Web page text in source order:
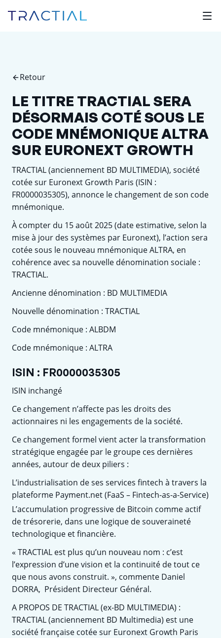
Retour
LE TITRE TRACTIAL SERA
DÉSORMAIS COTÉ SOUS LE
CODE MNÉMONIQUE ALTRA
SUR EURONEXT GROWTH
TRACTIAL (anciennement BD MULTIMEDIA), société
cotée sur Euronext Growth Paris (ISIN :
FR0000035305), annonce le changement de son code
mnémonique.
À compter du 15 août 2025 (date estimative, selon la
mise à jour des systèmes par Euronext), l’action sera
cotée sous le nouveau mnémonique ALTRA, en
cohérence avec sa nouvelle dénomination sociale :
TRACTIAL.
Ancienne dénomination : BD MULTIMEDIA
Nouvelle dénomination : TRACTIAL
Code mnémonique : ALBDM
Code mnémonique : ALTRA
ISIN : FR0000035305
ISIN inchangé
Ce changement n’affecte pas les droits des
actionnaires ni les engagements de la société.
Ce changement formel vient acter la transformation
stratégique engagée par le groupe ces dernières
années, autour de deux piliers :
L’industrialisation de ses services fintech à travers la
plateforme Payment.net (FaaS – Fintech-as-a-Service)
L’accumulation progressive de Bitcoin comme actif
de trésorerie, dans une logique de souveraineté
technologique et financière.
« TRACTIAL est plus qu’un nouveau nom : c’est
l’expression d’une vision et la continuité de tout ce
que nous avons construit. », commente Daniel
DORRA, Président Directeur Général.
A PROPOS DE TRACTIAL (ex-BD MULTIMEDIA) :
TRACTIAL (anciennement BD Multimedia) est une
société française cotée sur Euronext Growth Paris